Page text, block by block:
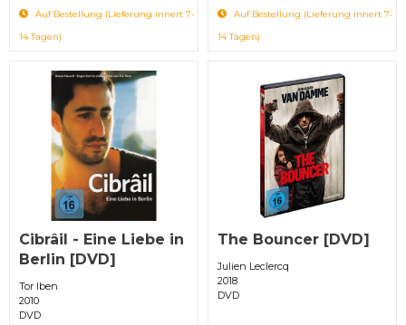
Auf Bestellung (Lieferung innert 7-
14 Tagen)
Auf Bestellung (Lieferung innert 7-
14 Tagen)
Cibrâil - Eine Liebe in
Berlin [DVD]
Tor Iben
2010
DVD
The Bouncer [DVD]
Julien Leclercq
2018
DVD